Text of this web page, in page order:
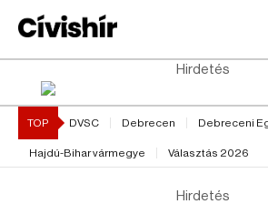
Hirdetés
TOP DVSC Debrecen Debreceni
Hajdú-Bihar vármegye Választás 2026
Hirdetés